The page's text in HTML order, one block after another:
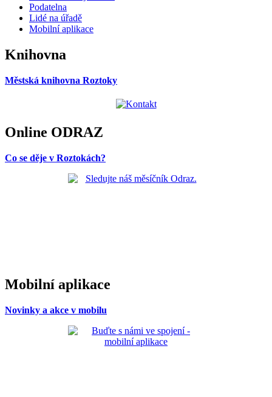
Podatelna
Lidé na úřadě
Mobilní aplikace
Knihovna
Městská knihovna Roztoky
Online ODRAZ
Co se děje v Roztokách?
Mobilní aplikace
Novinky a akce v mobilu